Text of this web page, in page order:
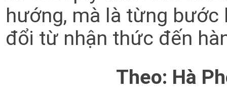
hướng, mà là từng bước
đổi từ nhận thức đến
Theo: Hà